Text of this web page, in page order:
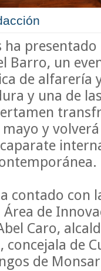
presentado
Barro, un
de alfarería
y una de
y
contado con
de
Caro,
concejala de
de